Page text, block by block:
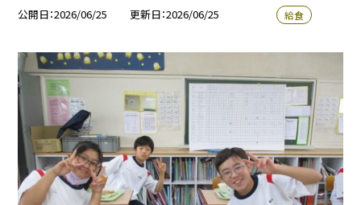
公開日 2026/06/25 更新日 2026/06/25 給食